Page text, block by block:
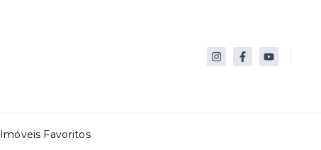
Imóveis Favoritos